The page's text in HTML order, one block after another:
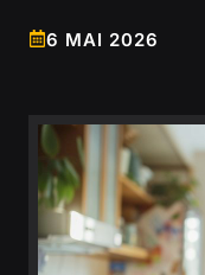
6 MAI 2026